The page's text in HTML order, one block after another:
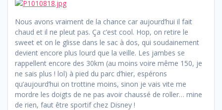
Nous avons vraiment de la chance car aujourd’hui il fait
chaud et il ne pleut pas. Ça c’est cool. Hop, on retire le
sweet et on le glisse dans le sac à dos, qui soudainement
devient encore plus lourd que la veille. Les jambes se
rappellent encore des 30km (au moins voire même 150, je
ne sais plus ! lol) à pied du parc d’hier, espérons
qu’aujourd’hui on trottine moins, sinon je vais vite me
mordre les doigts de ne pas avoir chaussé de roller… mine
de rien, faut être sportif chez Disney !